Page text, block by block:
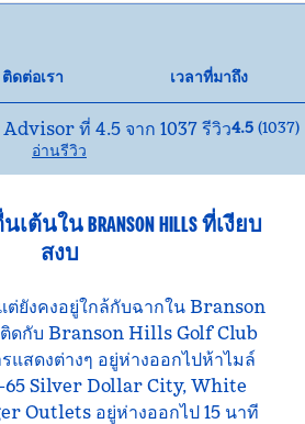
ติดต่อเรา
เวลาที่มาถึง
4.5 (1037)
อ่านรีวิว
นใน BRANSON HILLS ที่เงียบ
สงบ
ต่ยังคงอยู่ใกล้กับฉากใน Branson
ติดกับ Branson Hills Golf Club
แสดงต่างๆ อยู่ห่างออกไปห้าไมล์
65 Silver Dollar City, White
Outlets อยู่ห่างออกไป 15 นาที